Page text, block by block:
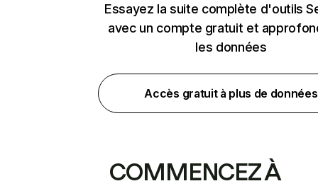
Essayez la suite complète d'outils
avec un compte gratuit et
les données
Accès gratuit à plus de données
COMMENCEZ À